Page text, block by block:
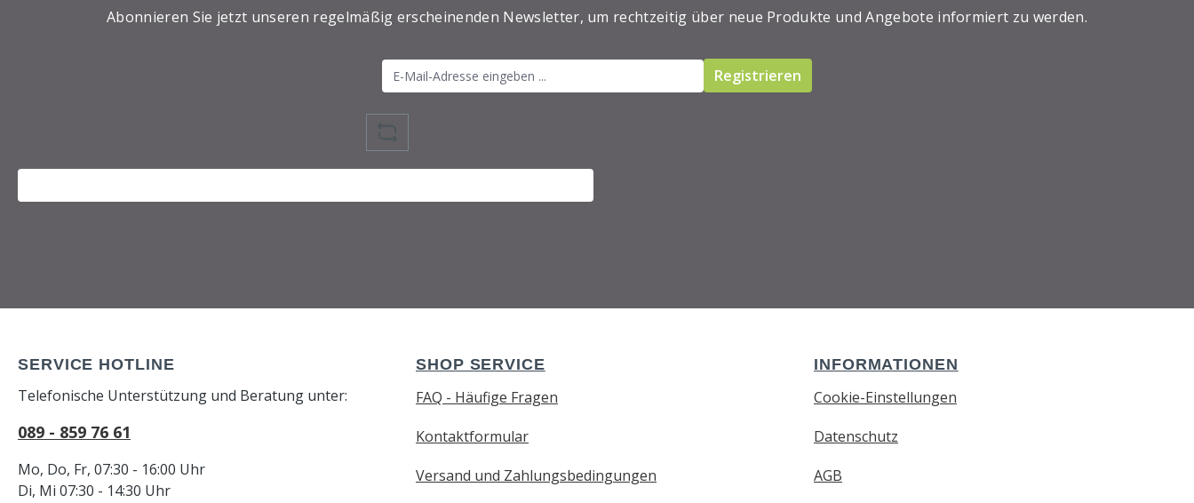
Abonnieren Sie jetzt unseren regelmäßig erscheinenden Newsletter, um rechtzeitig über neue Produkte und Angebote informiert zu werden.
Registrieren
SERVICE HOTLINE
Telefonische Unterstützung und Beratung unter:
089 - 859 76 61
Mo, Do, Fr, 07:30 - 16:00 Uhr
Di, Mi 07:30 - 14:30 Uhr
SHOP SERVICE
FAQ - Häufige Fragen
Kontaktformular
Versand und Zahlungsbedingungen
INFORMATIONEN
Cookie-Einstellungen
Datenschutz
AGB